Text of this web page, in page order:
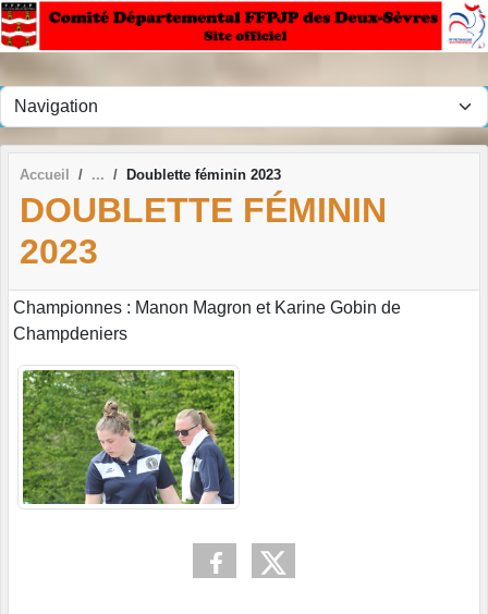
Accueil Doublette féminin 2023
DOUBLETTE FÉMININ
2023
Championnes : Manon Magron et Karine Gobin de
Champdeniers
Panneau de gestion des cookies